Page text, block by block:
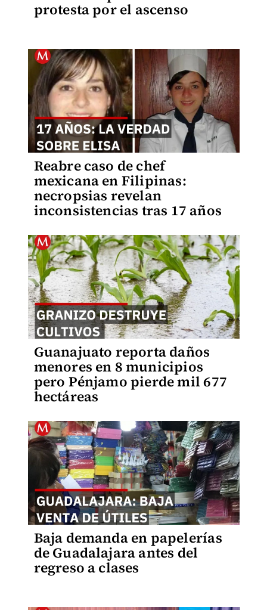
protesta por el ascenso
Reabre caso de chef
mexicana en Filipinas:
necropsias revelan
inconsistencias tras 17 años
Guanajuato reporta daños
menores en 8 municipios
pero Pénjamo pierde mil 677
hectáreas
Baja demanda en papelerías
de Guadalajara antes del
regreso a clases